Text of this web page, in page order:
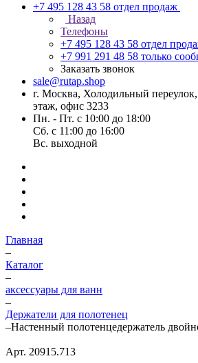
+7 495 128 43 58 отдел продаж
Назад
Телефоны
+7 495 128 43 58 отдел
+7 991 291 48 58 только
Заказать звонок
sale@rutap.shop
г. Москва, Холодильный
этаж, офис 3233
Пн. - Пт. с 10:00 до 18:00
Сб. с 11:00 до 16:00
Вс. выходной
Главная
–
Каталог
–
аксессуары для ванн
–
Держатели для полотенец
–Настенный полотенцедержатель
Арт. 20915.713